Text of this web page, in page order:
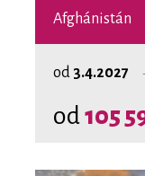
Afghánistán
od 3.4.2027
od105